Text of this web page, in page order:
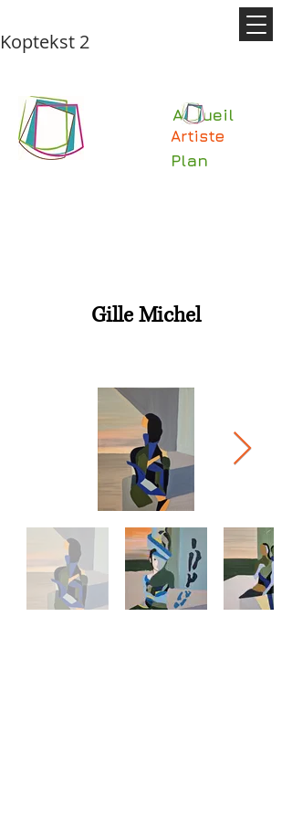
Koptekst 2
Accueil
Artiste
Plan
Gille Michel